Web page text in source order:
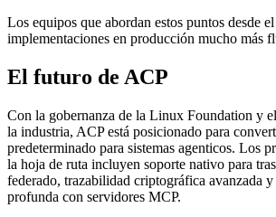
Los equipos que abordan estos puntos desde
implementaciones en producción mucho más
El futuro de ACP
Con la gobernanza de la Linux Foundation y
la industria, ACP está posicionado para
predeterminado para sistemas agenticos. Los
la hoja de ruta incluyen soporte nativo para
federado, trazabilidad criptográfica avanzada
profunda con servidores MCP.